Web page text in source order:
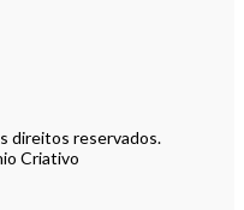
direitos reservados.
Criativo